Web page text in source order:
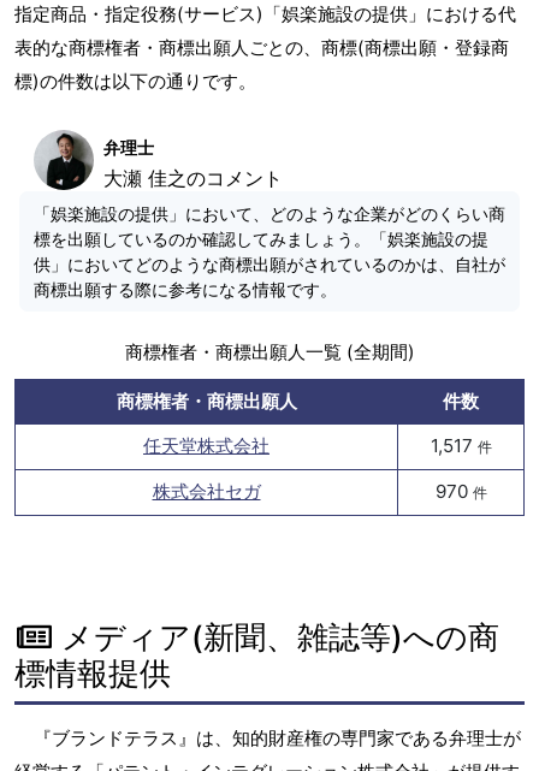
指定商品・指定役務(サービス)「娯楽施設の提供」における代
表的な商標権者・商標出願人ごとの、商標(商標出願・登録商
標)の件数は以下の通りです。
弁理士
大瀬 佳之のコメント
「娯楽施設の提供」において、どのような企業がどのくらい商
標を出願しているのか確認してみましょう。「娯楽施設の提
供」においてどのような商標出願がされているのかは、自社が
商標出願する際に参考になる情報です。
商標権者・商標出願人一覧 (全期間)
商標権者・商標出願人
件数
任天堂株式会社
1,517 件
株式会社セガ 970 件
メディア(新聞、雑誌等)への商
標情報提供
『ブランドテラス』は、知的財産権の専門家である弁理士が